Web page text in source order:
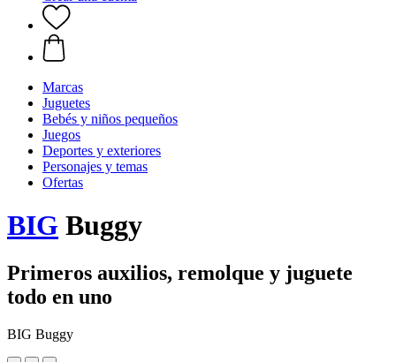
Marcas
Juguetes
Bebés y niños pequeños
Juegos
Deportes y exteriores
Personajes y temas
Ofertas
BIG Buggy
Primeros auxilios, remolque y juguete
todo en uno
BIG Buggy